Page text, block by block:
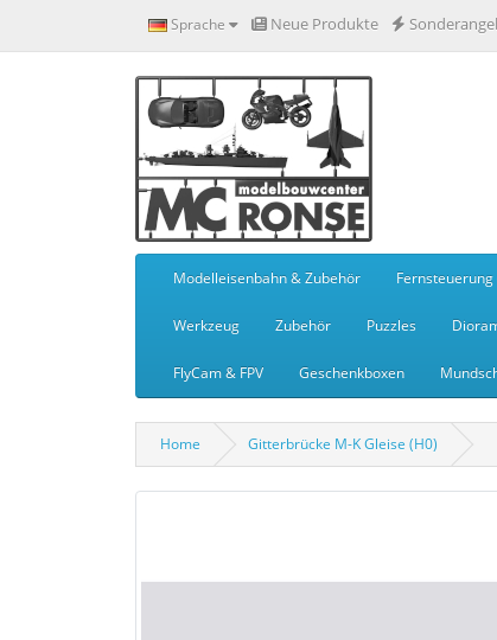
Sprache Neue Produkte
Modelleisenbahn & Zubehör Fernsteuerung
Werkzeug Zubehör Puzzles
FlyCam & FPV Geschenkboxen
Home Gitterbrücke M-K Gleise (H0)